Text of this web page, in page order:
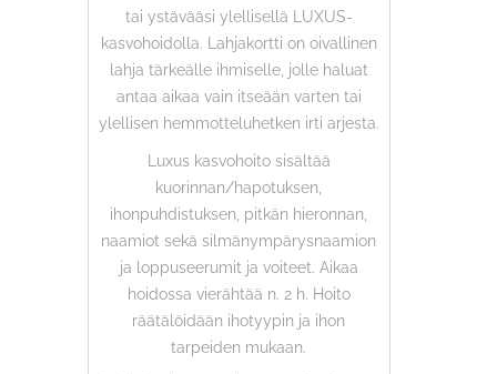
tai ystävääsi ylellisellä LUXUS-
kasvohoidolla. Lahjakortti on oivallinen
lahja tärkeälle ihmiselle, jolle haluat
antaa aikaa vain itseään varten tai
ylellisen hemmotteluhetken irti arjesta.
Luxus kasvohoito sisältää
kuorinnan/hapotuksen,
ihonpuhdistuksen, pitkän hieronnan,
naamiot sekä silmänympärysnaamion
ja loppuseerumit ja voiteet. Aikaa
hoidossa vierähtää n. 2 h. Hoito
räätälöidään ihotyypin ja ihon
tarpeiden mukaan.